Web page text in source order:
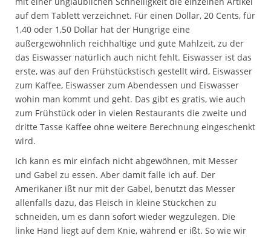
auf dem Tablett verzeichnet. Für einen Dollar, 20 Cents, für
1,40 oder 1,50 Dollar hat der Hungrige eine
außergewöhnlich reichhaltige und gute Mahlzeit, zu der
das Eiswasser natürlich auch nicht fehlt. Eiswasser ist das
erste, was auf den Frühstückstisch gestellt wird, Eiswasser
zum Kaffee, Eiswasser zum Abendessen und Eiswasser
wohin man kommt und geht. Das gibt es gratis, wie auch
zum Frühstück oder in vielen Restaurants die zweite und
dritte Tasse Kaffee ohne weitere Berechnung eingeschenkt
wird.
Ich kann es mir einfach nicht abgewöhnen, mit Messer
und Gabel zu essen. Aber damit falle ich auf. Der
Amerikaner ißt nur mit der Gabel, benutzt das Messer
allenfalls dazu, das Fleisch in kleine Stückchen zu
schneiden, um es dann sofort wieder wegzulegen. Die
linke Hand liegt auf dem Knie, während er ißt. So wie wir